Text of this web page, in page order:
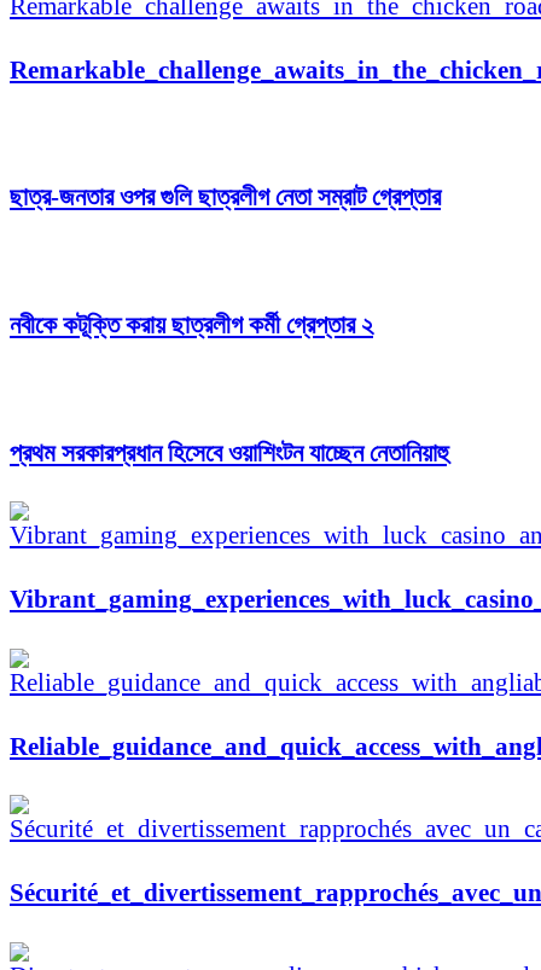
ছাত্র-জনতার ওপর গুলি ছাত্রলীগ নেতা সম্রাট গ্রেপ্তার
নবীকে কটূক্তি করায় ছাত্রলীগ কর্মী গ্রেপ্তার ২
প্রথম সরকারপ্রধান হিসেবে ওয়াশিংটন যাচ্ছেন নেতানিয়াহু